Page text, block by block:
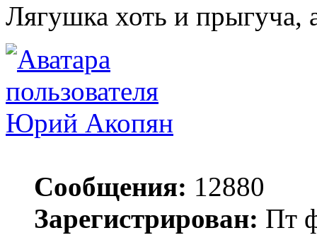
Лягушка хоть и прыгуча,
Юрий Акопян
Сообщения: 12880
Зарегистрирован: Пт